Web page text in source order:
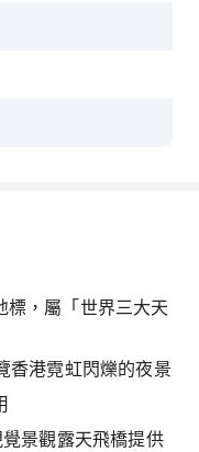
，屬「世界三大天
香港霓虹閃爍的夜景
景觀露天飛橋提供